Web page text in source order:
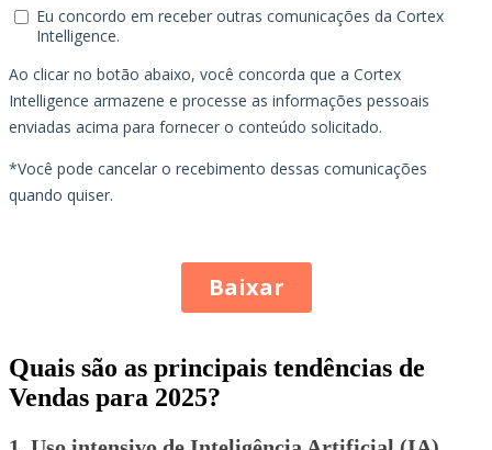
Quais são as principais tendências de
Vendas para 2025?